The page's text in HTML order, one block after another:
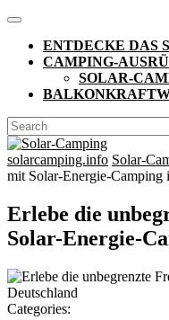
Skip
content
Open
ButtonENTDECKE DAS
CAMPING-
SOLAR-
CLOSE
BUTTON
Search
for:
solarcamping.info Solar-
mit Solar-Energie-Camping
Erlebe die
Solar-Energie-
Categories: